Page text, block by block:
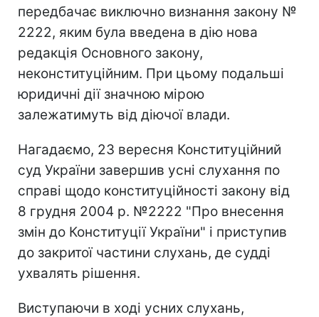
передбачає виключно визнання закону №
2222, яким була введена в дію нова
редакція Основного закону,
неконституційним. При цьому подальші
юридичні дії значною мірою
залежатимуть від діючої влади.
Нагадаємо, 23 вересня Конституційний
суд України завершив усні слухання по
справі щодо конституційності закону від
8 грудня 2004 р. №2222 "Про внесення
змін до Конституції України" і приступив
до закритої частини слухань, де судді
ухвалять рішення.
Виступаючи в ході усних слухань,